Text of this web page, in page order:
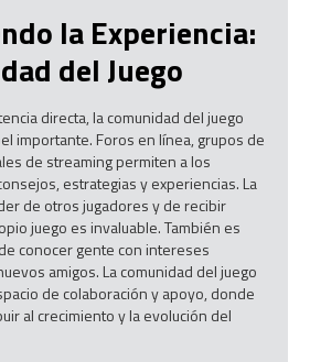
la Experiencia:
del Juego
directa, la comunidad del juego
importante. Foros en línea, grupos de
de streaming permiten a los
estrategias y experiencias. La
de otros jugadores y de recibir
juego es invaluable. También es
conocer gente con intereses
amigos. La comunidad del juego
de colaboración y apoyo, donde
al crecimiento y la evolución del